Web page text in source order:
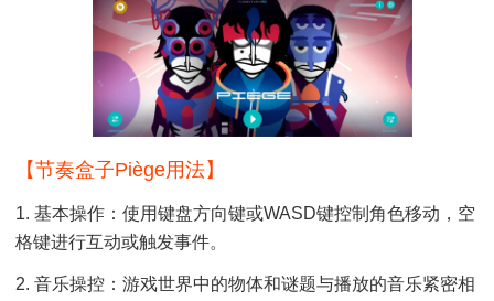
【节奏盒子Piège用法】
1. 基本操作：使用键盘方向键或WASD键控制角色移动，空
格键进行互动或触发事件。
2. 音乐操控：游戏世界中的物体和谜题与播放的音乐紧密相